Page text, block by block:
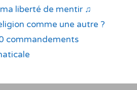
ma liberté de mentir ♫
comme une autre ?
commandements